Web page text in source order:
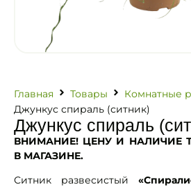
Главная Товары
Комнатные
Джункус спираль (ситник)
Джункус спираль
ВНИМАНИЕ! ЦЕНУ И НАЛИЧИЕ
В МАГАЗИНЕ.
Ситник развесистый